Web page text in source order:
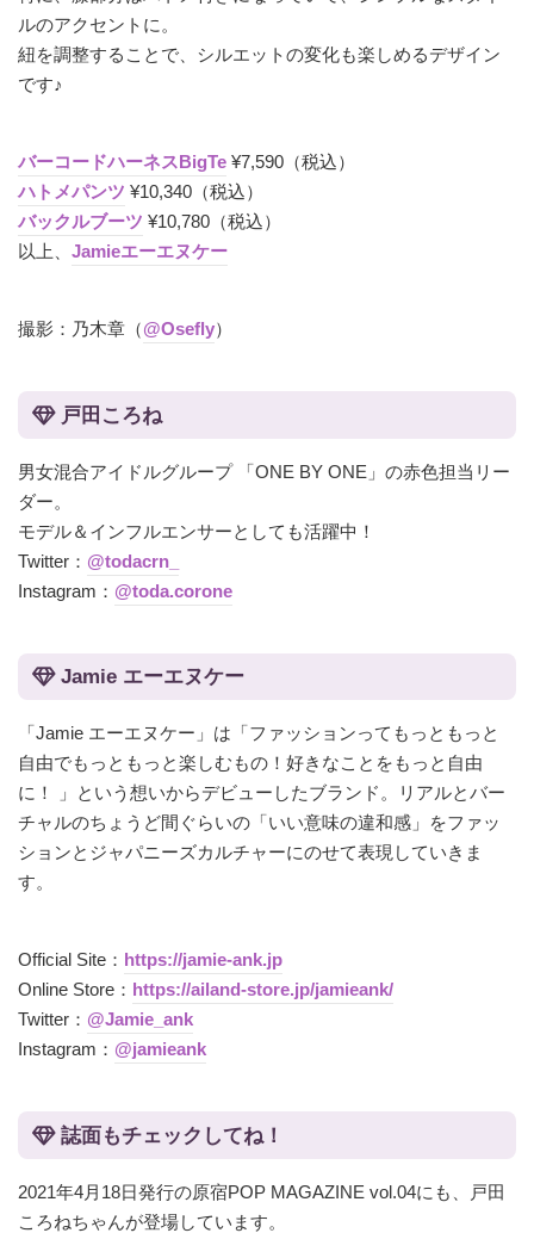
ルのアクセントに。
紐を調整することで、シルエットの変化も楽しめるデザイン
です♪
バーコードハーネスBigTe ¥7,590（税込）
ハトメパンツ ¥10,340（税込）
バックルブーツ ¥10,780（税込）
以上、 Jamieエーエヌケー
撮影：乃木章（@Osefly）
戸田ころね
男女混合アイドルグループ 「ONE BY ONE」の赤色担当リー
ダー。
モデル＆インフルエンサーとしても活躍中！
Twitter： @todacrn_
Instagram： @toda.corone
Jamie エーエヌケー
「Jamie エーエヌケー」は「ファッションってもっともっと
自由でもっともっと楽しむもの！好きなことをもっと自由
に！ 」という想いからデビューしたブランド。リアルとバー
チャルのちょうど間ぐらいの「いい意味の違和感」をファッ
ションとジャパニーズカルチャーにのせて表現していきま
す。
Official Site： https://jamie-ank.jp
Online Store： https://ailand-store.jp/jamieank/
Twitter： @Jamie_ank
Instagram： @jamieank
誌面もチェックしてね！
2021年4月18日発行の原宿POP MAGAZINE vol.04にも、戸田
ころねちゃんが登場しています。